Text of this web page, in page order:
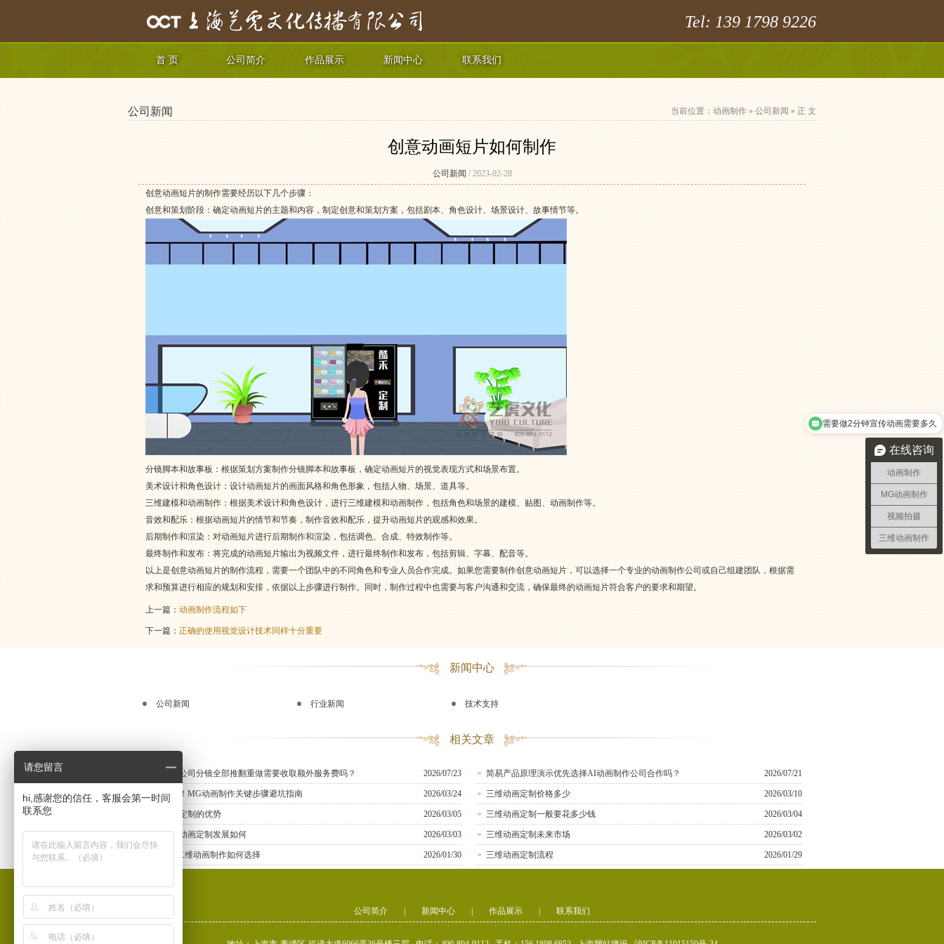
Tel: 139 1798 9226
首 页 公司简介 作品展示 新闻中心 联系我们
当前位置：动画制作»公司新闻» 正 文
公司新闻
创意动画短片如何制作
公司新闻/ 2023-02-28
创意动画短片的制作需要经历以下几个步骤：
创意和策划阶段：确定动画短片的主题和内容，制定创意和策划方案，包括剧本、角色设计、场景设计、故事情节等。
分镜脚本和故事板：根据策划方案制作分镜脚本和故事板，确定动画短片的视觉表现方式和场景布置。
美术设计和角色设计：设计动画短片的画面风格和角色形象，包括人物、场景、道具等。
三维建模和动画制作：根据美术设计和角色设计，进行三维建模和动画制作，包括角色和场景的建模、贴图、动画制作等。
音效和配乐：根据动画短片的情节和节奏，制作音效和配乐，提升动画短片的观感和效果。
后期制作和渲染：对动画短片进行后期制作和渲染，包括调色、合成、特效制作等。
最终制作和发布：将完成的动画短片输出为视频文件，进行最终制作和发布，包括剪辑、字幕、配音等。
以上是创意动画短片的制作流程，需要一个团队中的不同角色和专业人员合作完成。如果您需要制作创意动画短片，可以选择一个专业的动画制作公司或自己组建团队，根据需
求和预算进行相应的规划和安排，依据以上步骤进行制作。同时，制作过程中也需要与客户沟通和交流，确保最终的动画短片符合客户的要求和期望。
上一篇：动画制作流程如下
下一篇：正确的使用视觉设计技术同样十分重要
新闻中心
公司新闻 行业新闻 技术支持
相关文章
动画制作公司分镜全部推翻重做需要收取额外服务费吗？ 2026/07/23 简易产品原理演示优先选择AI动画制作公司合作吗？ 2026/07/21
新手必知！MG动画制作关键步骤避坑指南 2026/03/24 三维动画定制价格多少 2026/03/10
三维动画定制的优势 2026/03/05 三维动画定制一般要花多少钱 2026/03/04
上海三维动画定制发展如何 2026/03/03 三维动画定制未来市场 2026/03/02
专业MG二维动画制作如何选择 2026/01/30 三维动画定制流程 2026/01/29
公司简介 新闻中心 作品展示 联系我们
在线咨询
动画制作
MG动画制作
视频拍摄
三维动画制作
需要做2分钟宣传动画需要多久
请您留言
hi,感谢您的信任，客服会第一时间
联系您